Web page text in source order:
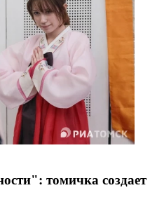
томичка создает